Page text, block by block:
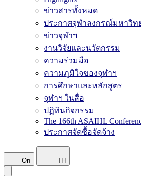
ข่าวสารทั้งหมด
ประกาศจุฬาลงกรณ์มหาวิท
ข่าวจุฬาฯ
งานวิจัยและนวัตกรรม
ความร่วมมือ
ความภูมิใจของจุฬาฯ
การศึกษาและหลักสูตร
จุฬาฯ ในสื่อ
ปฏิทินกิจกรรม
The 166th ASAIHL
ประกาศจัดซื้อจัดจ้าง
On TH